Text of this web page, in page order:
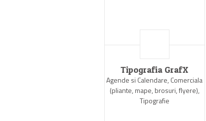
Tipografia GrafX
Agende si Calendare, Comerciala
(pliante, mape, brosuri, flyere),
Tipografie